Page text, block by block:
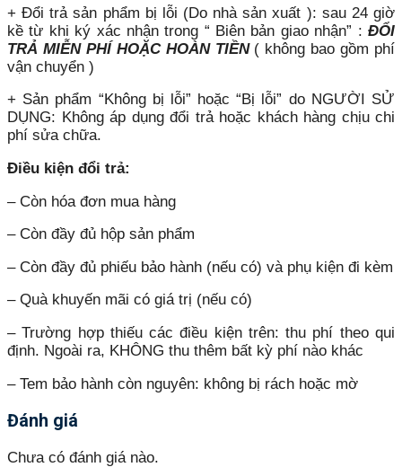
+ Đổi trả sản phẩm bị lỗi (Do nhà sản xuất ): sau 24 giờ
kề từ khi ký xác nhận trong “ Biên bản giao nhận” : ĐỔI
TRẢ MIỄN PHÍ HOẶC HOÀN TIỀN( không bao gồm phí
vận chuyển )
+ Sản phẩm “Không bị lỗi” hoặc “Bị lỗi” do NGƯỜI SỬ
DỤNG: Không áp dụng đổi trả hoặc khách hàng chịu chi
phí sửa chữa.
Điều kiện đổi trả:
– Còn hóa đơn mua hàng
– Còn đầy đủ hộp sản phẩm
– Còn đầy đủ phiếu bảo hành (nếu có) và phụ kiện đi kèm
– Quà khuyến mãi có giá trị (nếu có)
– Trường hợp thiếu các điều kiện trên: thu phí theo qui
định. Ngoài ra, KHÔNG thu thêm bất kỳ phí nào khác
– Tem bảo hành còn nguyên: không bị rách hoặc mờ
Đánh giá
Chưa có đánh giá nào.